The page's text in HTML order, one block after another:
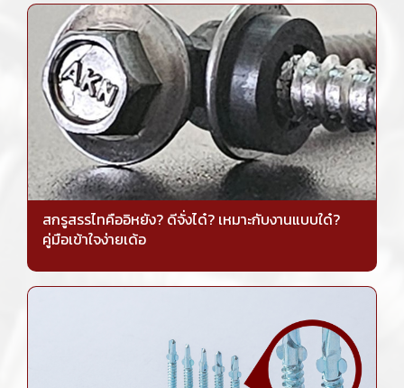
สกรูสรรไทคืออิหยัง? ดีจั่งได๋? เหมาะกับงานแบบใด๋?
คู่มือเข้าใจง่ายเด้อ